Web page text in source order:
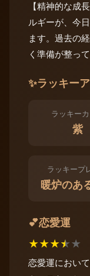
【精神的な成
ルギーが、今
ます。過去の
く準備が整っ
✨ラッキー
ラッキー
紫
ラッキープ
暖炉のあ
💕恋愛運
★★★★★
恋愛運におい